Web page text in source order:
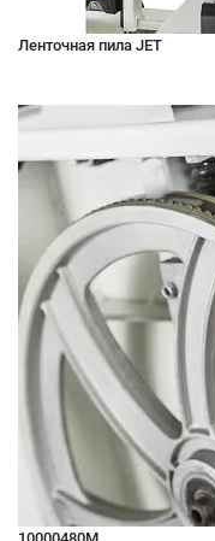
Ленточная пила JET